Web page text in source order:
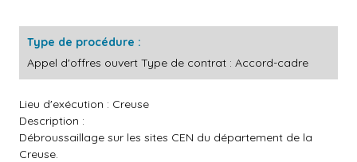
Type de procédure :
Appel d'offres ouvert Type de contrat : Accord-cadre
Lieu d'exécution : Creuse
Description :
Débroussaillage sur les sites CEN du département de la
Creuse.